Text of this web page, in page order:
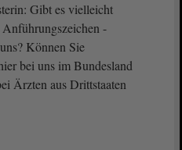
Gibt es vielleicht
-
Können Sie
bei uns im Bundesland
Ärzten aus Drittstaaten